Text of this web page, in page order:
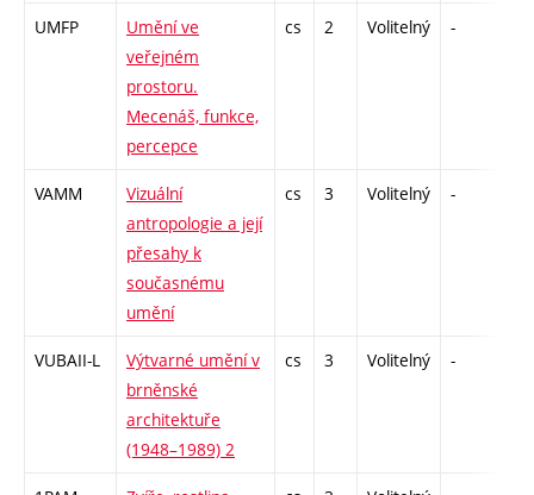
UMFP
Umění ve
veřejném
prostoru.
Mecenáš, funkce,
percepce
cs 2 Volitelný -
VAMM
Vizuální
antropologie a její
přesahy k
současnému
umění
cs 3 Volitelný -
VUBAII-L
Výtvarné umění v
brněnské
architektuře
(1948–1989) 2
cs 3 Volitelný -